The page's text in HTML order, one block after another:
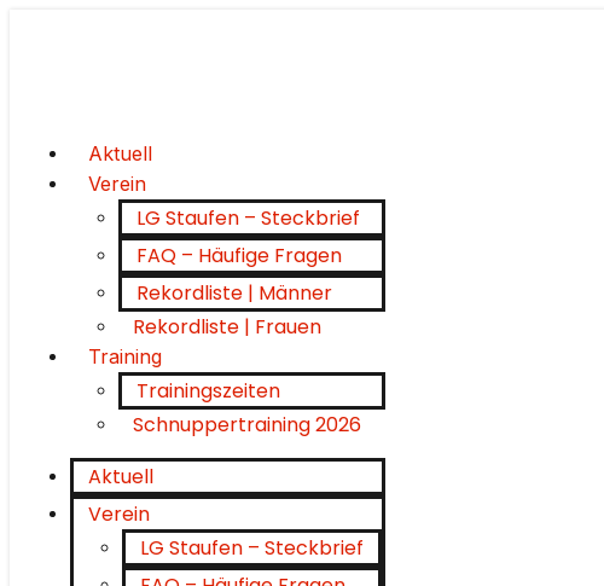
Aktuell
Verein
LG Staufen – Steckbrief
FAQ – Häufige Fragen
Rekordliste | Männer
Rekordliste | Frauen
Training
Trainingszeiten
Schnuppertraining 2026
Aktuell
Verein
LG Staufen – Steckbrief